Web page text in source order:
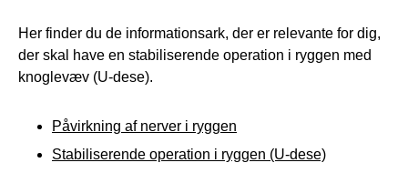
Her finder du de informationsark, der er relevante for dig,
der skal have en stabiliserende operation i ryggen med
knoglevæv (U-dese).
Påvirkning af nerver i ryggen
Stabiliserende operation i ryggen (U-dese)